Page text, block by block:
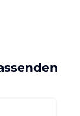
und ist